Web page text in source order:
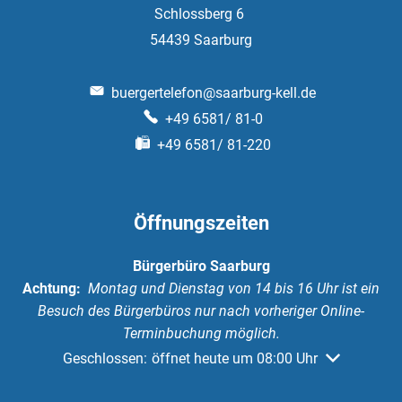
Schlossberg 6
54439 Saarburg
buergertelefon@saarburg-kell.de
+49 6581/ 81-0
+49 6581/ 81-220
Öffnungszeiten
Bürgerbüro Saarburg
Achtung: Montag und Dienstag von 14 bis 16 Uhr ist ein
Besuch des Bürgerbüros nur nach vorheriger Online-
Terminbuchung möglich.
Klicken, um weitere Öffnungs- oder Schließzeiten
Geschlossen: öffnet heute um 08:00 Uhr